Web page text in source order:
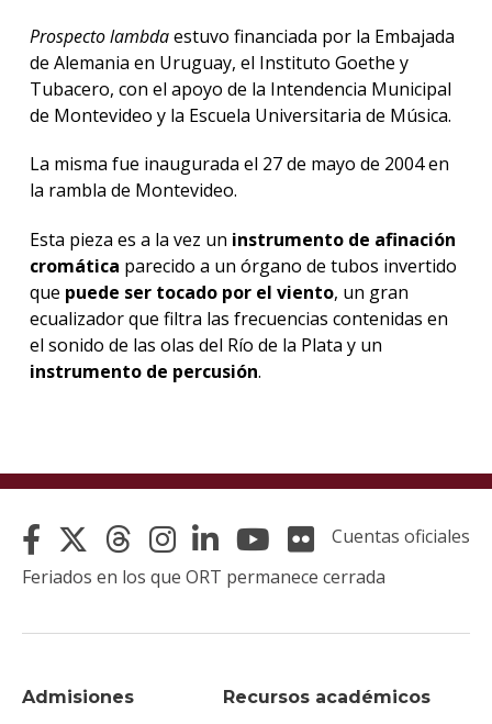
Blog
Prospecto lambdaestuvo financiada por la Embajada
de Alemania en Uruguay, el Instituto Goethe y
Tubacero, con el apoyo de la Intendencia Municipal
de Montevideo y la Escuela Universitaria de Música.
La misma fue inaugurada el 27 de mayo de 2004 en
la rambla de Montevideo.
Esta pieza es a la vez un instrumento de afinación
cromática parecido a un órgano de tubos invertido
que puede ser tocado por el viento, un gran
ecualizador que filtra las frecuencias contenidas en
el sonido de las olas del Río de la Plata y un
instrumento de percusión.
Admisiones Recursos académicos
Cuentas oficiales
Feriados en los que ORT permanece cerrada